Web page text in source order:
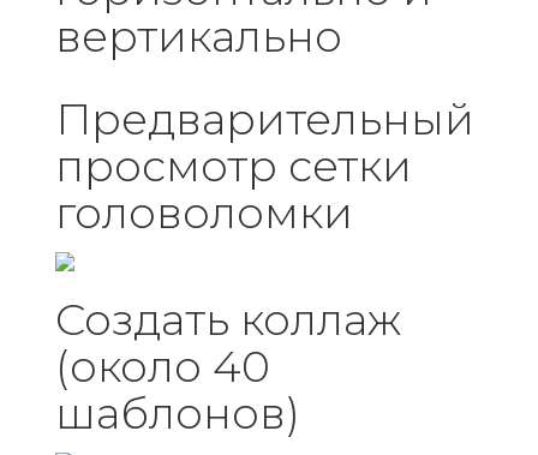
вертикально
Предварительный
просмотр сетки
головоломки
Создать коллаж
(около 40
шаблонов)